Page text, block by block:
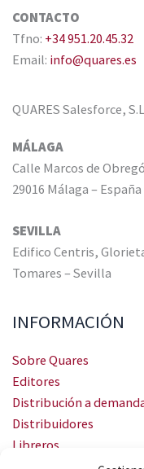
CONTACTO
Tfno: +34 951.20.45.32
Email: info@quares.es
QUARES Salesforce,
MÁLAGA
Calle Marcos de
29016 Málaga – España
SEVILLA
Edifico Centris,
Tomares – Sevilla
INFORMACIÓN
Sobre Quares
Editores
Distribución a
Distribuidores
Libreros
Servicio Landingweb